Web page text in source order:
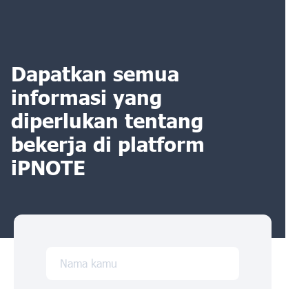
Dapatkan semua
informasi yang
diperlukan tentang
bekerja di platform
iPNOTE
Nama kamu